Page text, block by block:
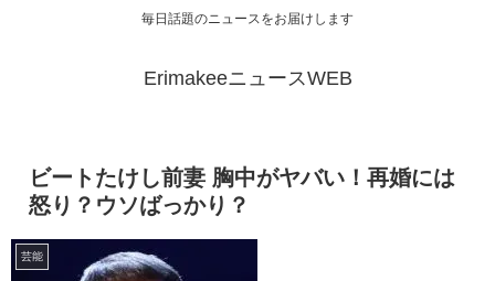
毎日話題のニュースをお届けします
ErimakeeニュースWEB
ビートたけし前妻 胸中がヤバい！再婚には
怒り？ウソばっかり？
芸能